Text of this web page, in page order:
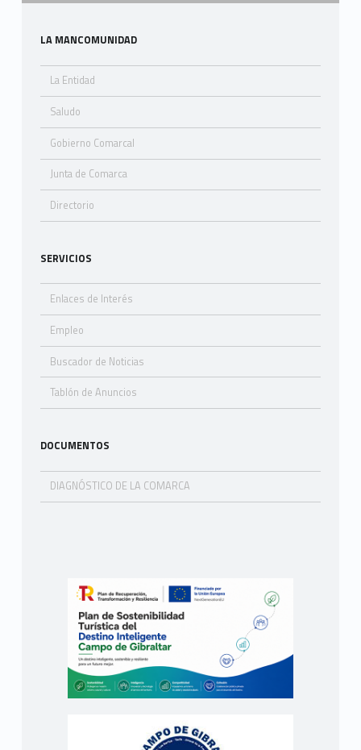
Sidebar
LA MANCOMUNIDAD
La Entidad
Saludo
Gobierno Comarcal
Junta de Comarca
Directorio
SERVICIOS
Enlaces de Interés
Empleo
Buscador de Noticias
Tablón de Anuncios
DOCUMENTOS
DIAGNÓSTICO DE LA COMARCA